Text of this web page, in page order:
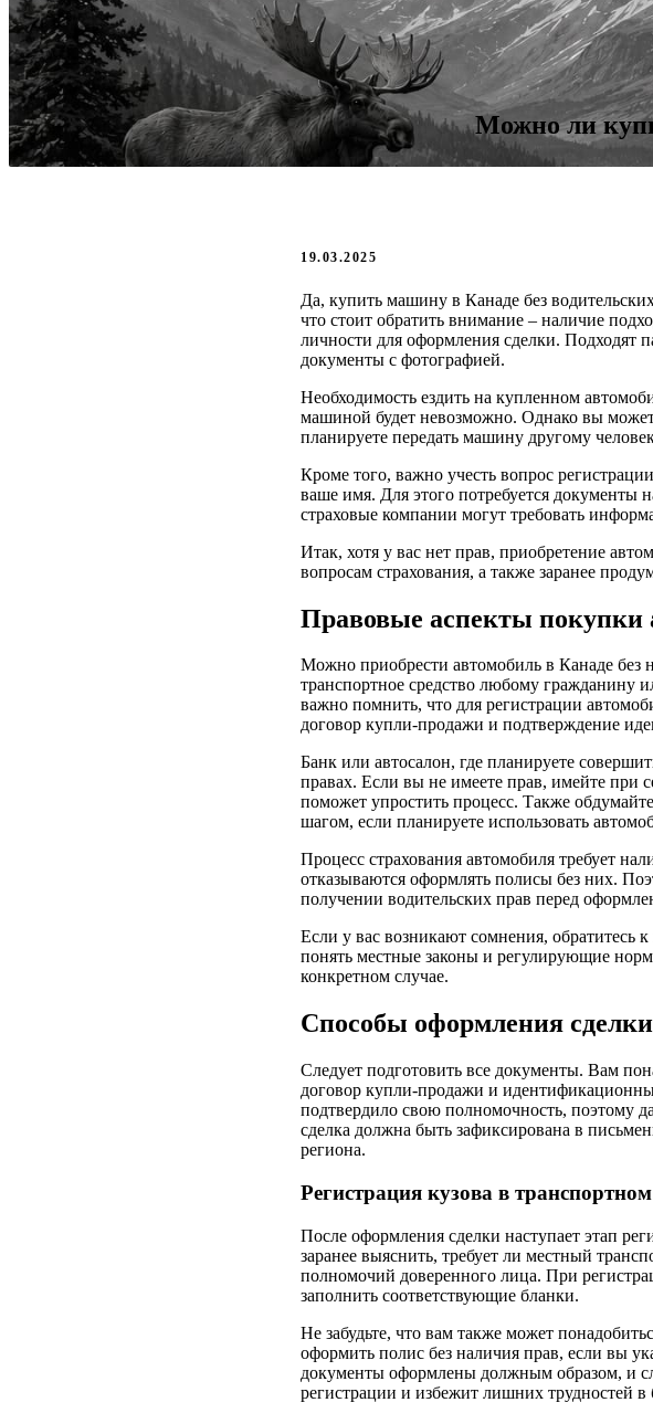
Можно ли
19.03.2025
Да, купить машину в Канаде без
что стоит обратить внимание – наличие
личности для оформления сделки. Подходят
документы с фотографией.
Необходимость ездить на купленном
машиной будет невозможно. Однако вы
планируете передать машину другому
Кроме того, важно учесть вопрос
ваше имя. Для этого потребуется документы
страховые компании могут требовать
Итак, хотя у вас нет прав, приобретение
вопросам страхования, а также заранее
Правовые аспекты покупки
Можно приобрести автомобиль в Канаде без
транспортное средство любому гражданину
важно помнить, что для регистрации
договор купли-продажи и подтверждение
Банк или автосалон, где планируете
правах. Если вы не имеете прав, имейте при
поможет упростить процесс. Также
шагом, если планируете использовать
Процесс страхования автомобиля требует
отказываются оформлять полисы без них.
получении водительских прав перед
Если у вас возникают сомнения,
понять местные законы и регулирующие
конкретном случае.
Способы оформления
Следует подготовить все документы. Вам
договор купли-продажи и
подтвердило свою полномочность, поэтому
сделка должна быть зафиксирована в
региона.
Регистрация кузова в
После оформления сделки наступает этап
заранее выяснить, требует ли местный
полномочий доверенного лица. При
заполнить соответствующие бланки.
Не забудьте, что вам также может
оформить полис без наличия прав, если вы
документы оформлены должным образом, и
регистрации и избежит лишних трудностей в